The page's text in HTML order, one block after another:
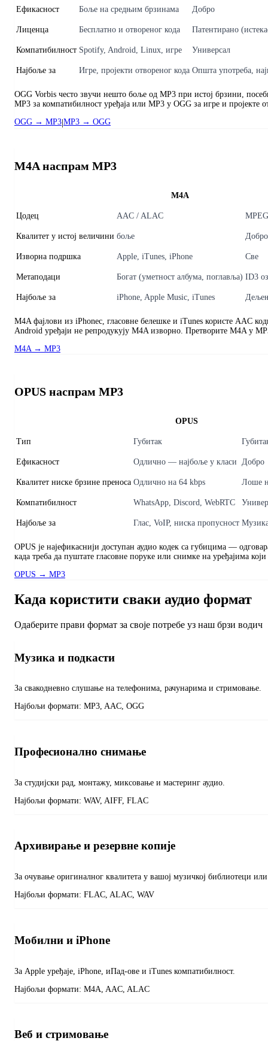
Ефикасност Боље на средњим брзинама Добро
Лиценца Бесплатно и отвореног кода Патентирано
Компатибилност Spotify, Android, Linux, игре Универсал
Најбоље за Игре, пројекти отвореног кода Општа употреба,
OGG Vorbis често звучи нешто боље од MP3 при истој брзини,
MP3 за компатибилност уређаја или MP3 у OGG за игре и пројекте
OGG → MP3|MP3 → OGG
M4A наспрам MP3
M4A
Цодец AAC / ALAC
Квалитет у истој величини боље Добро
Изворна подршка Apple, iTunes, iPhone Све
Метаподаци Богат (уметност албума, поглавља) ID3
Најбоље за iPhone, Apple Music, iTunes
M4A фајлови из iPhoneс, гласовне белешке и iTunes користе AAC
Android уређаји не репродукују M4A изворно. Претворите M4A у
M4A → MP3
OPUS наспрам MP3
OPUS
Тип Губитак
Ефикасност Одлично — најбоље у класи Добро
Квалитет ниске брзине преноса Одлично на 64 kbps Лоше
Компатибилност WhatsApp, Discord, WebRTC
Најбоље за Глас, VoIP, ниска пропусност
OPUS је најефикаснији доступан аудио кодек са губицима —
када треба да пуштате гласовне поруке или снимке на уређајима
OPUS → MP3
Када користити сваки аудио формат
Одаберите прави формат за своје потребе уз наш брзи водич
Музика и подкасти
За свакодневно слушање на телефонима, рачунарима и стримовање.
Најбољи формати: MP3, AAC, OGG
Професионално снимање
За студијски рад, монтажу, миксовање и мастеринг аудио.
Најбољи формати: WAV, AIFF, FLAC
Архивирање и резервне копије
За очување оригиналног квалитета у вашој музичкој библиотеци
Најбољи формати: FLAC, ALAC, WAV
Мобилни и iPhone
За Apple уређаје, iPhone, иПад-ове и iTunes компатибилност.
Најбољи формати: M4A, AAC, ALAC
Веб и стримовање